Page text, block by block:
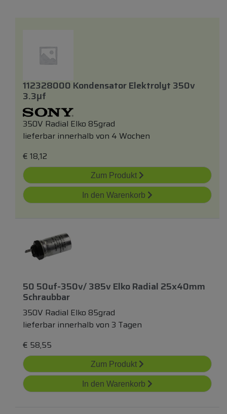
112328000 Kondensator Elektrolyt 350v
3.3μf
350V Radial Elko 85grad
lieferbar innerhalb von 4 Wochen
€ 18,12
Zum Produkt
In den Warenkorb
50 50uf-350v/ 385v Elko Radial 25x40mm
Schraubbar
350V Radial Elko 85grad
lieferbar innerhalb von 3 Tagen
€ 58,55
Zum Produkt
In den Warenkorb